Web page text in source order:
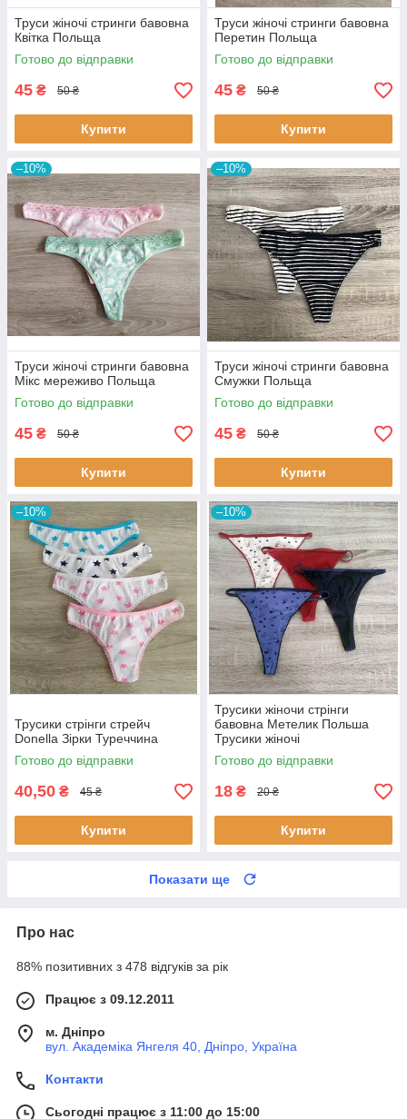
Труси жіночі стринги бавовна
Квітка Польща
Готово до відправки
45 ₴ 50 ₴
Купити
Труси жіночі стринги бавовна
Перетин Польща
Готово до відправки
45 ₴ 50 ₴
Купити
–10%
Труси жіночі стринги бавовна
Мікс мереживо Польща
Готово до відправки
45 ₴ 50 ₴
Купити
–10%
Труси жіночі стринги бавовна
Смужки Польща
Готово до відправки
45 ₴ 50 ₴
Купити
–10%
Трусики стрінги стрейч
Donella Зірки Туреччина
Готово до відправки
40,50 ₴ 45 ₴
Купити
–10%
Трусики жіночи стрінги
бавовна Метелик Польша
Трусики жіночі
Готово до відправки
18 ₴ 20 ₴
Купити
Показати ще
Про нас
88% позитивних з 478 відгуків за рік
Працює з 09.12.2011
м. Дніпро
вул. Академіка Янгеля 40, Дніпро, Україна
Контакти
Сьогодні працює з 11:00 до 15:00